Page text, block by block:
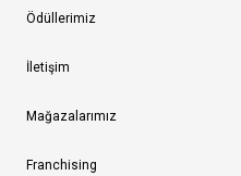
Ödüllerimiz
İletişim
Mağazalarımız
Franchising